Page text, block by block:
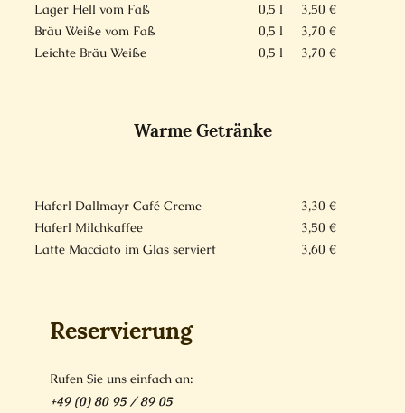
Lager Hell vom Faß 0,5 l
3,50 €
Bräu Weiße vom Faß
0,5 l
3,70 €
Leichte Bräu Weiße
0,5 l 3,70 €
Warme Getränke
Haferl Dallmayr Café Creme
3,30 €
Haferl Milchkaffee
3,50 €
Latte Macciato im Glas serviert
3,60 €
Reservierung
Rufen Sie uns einfach an:
+49 (0) 80 95 / 89 05